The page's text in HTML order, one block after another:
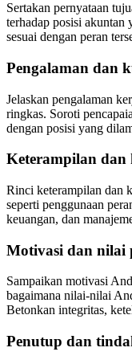
Sertakan pernyataan
terhadap posisi akuntan
sesuai dengan peran
Pengalaman dan
Jelaskan pengalaman
ringkas. Soroti
dengan posisi yang
Keterampilan dan
Rinci keterampilan dan
seperti penggunaan
keuangan, dan
Motivasi dan nilai
Sampaikan motivasi
bagaimana nilai-nilai
Betonkan integritas,
Penutup dan